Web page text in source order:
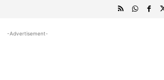
-Advertisement-